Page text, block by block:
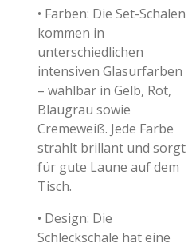
• Farben: Die Set-Schalen
kommen in
unterschiedlichen
intensiven Glasurfarben
– wählbar in Gelb, Rot,
Blaugrau sowie
Cremeweiß. Jede Farbe
strahlt brillant und sorgt
für gute Laune auf dem
Tisch.
• Design: Die
Schleckschale hat eine